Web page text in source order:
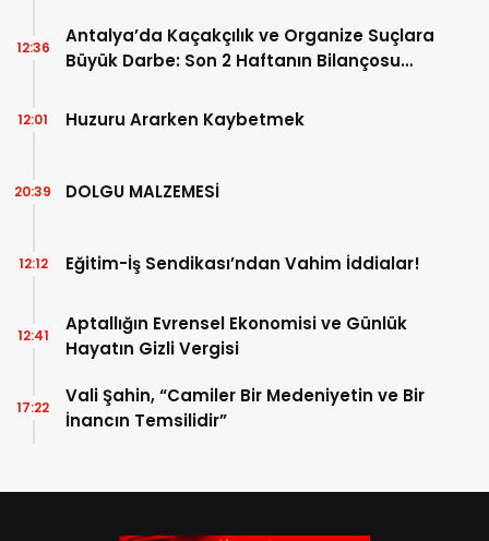
Antalya’da Kaçakçılık ve Organize Suçlara
Büyük Darbe: Son 2 Haftanın Bilançosu
12:36
Huzuru Ararken Kaybetmek
12:01
DOLGU MALZEMESİ
20:39
Eğitim-İş Sendikası’ndan Vahim İddialar!
12:12
Aptallığın Evrensel Ekonomisi ve Günlük
Hayatın Gizli Vergisi
12:41
Vali Şahin, “Camiler Bir Medeniyetin ve Bir
İnancın Temsilidir”
17:22